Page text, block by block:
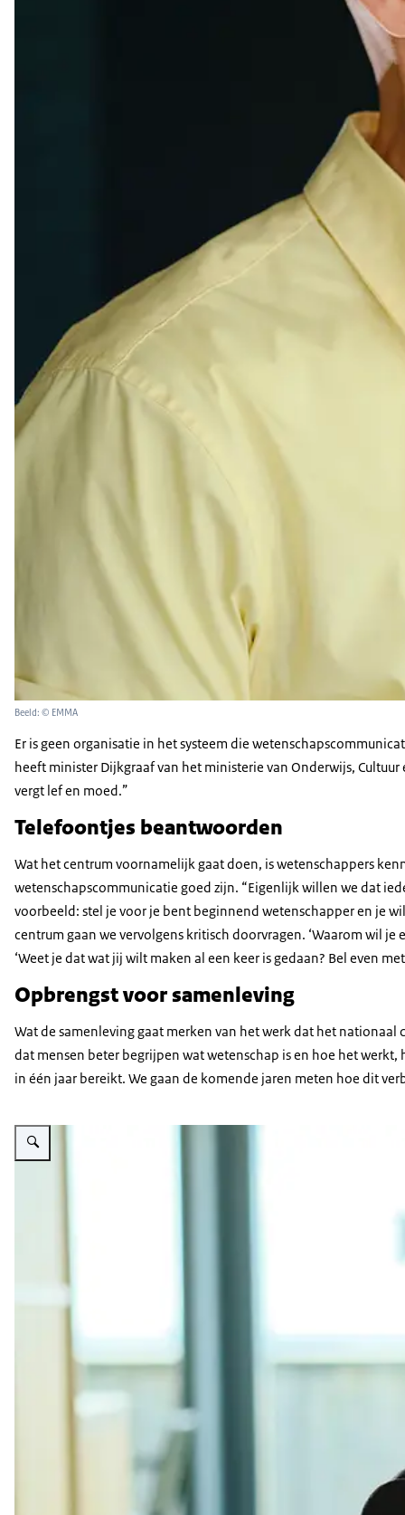
Beeld: © EMMA
Er is geen organisatie in het systeem die
heeft minister Dijkgraaf van het ministerie van Onderwijs,
vergt lef en moed.”
Telefoontjes beantwoorden
Wat het centrum voornamelijk gaat doen, is wetenschappers
wetenschapscommunicatie goed zijn. “Eigenlijk willen we dat
voorbeeld: stel je voor je bent beginnend wetenschapper en je
centrum gaan we vervolgens kritisch doorvragen. ‘Waarom wil je
‘Weet je dat wat jij wilt maken al een keer is gedaan? Bel even
Opbrengst voor samenleving
Wat de samenleving gaat merken van het werk dat het
dat mensen beter begrijpen wat wetenschap is en hoe het
in één jaar bereikt. We gaan de komende jaren meten hoe dit
Vergroot afbeelding Portret Alex Verkade. Het is een witte man, kaal